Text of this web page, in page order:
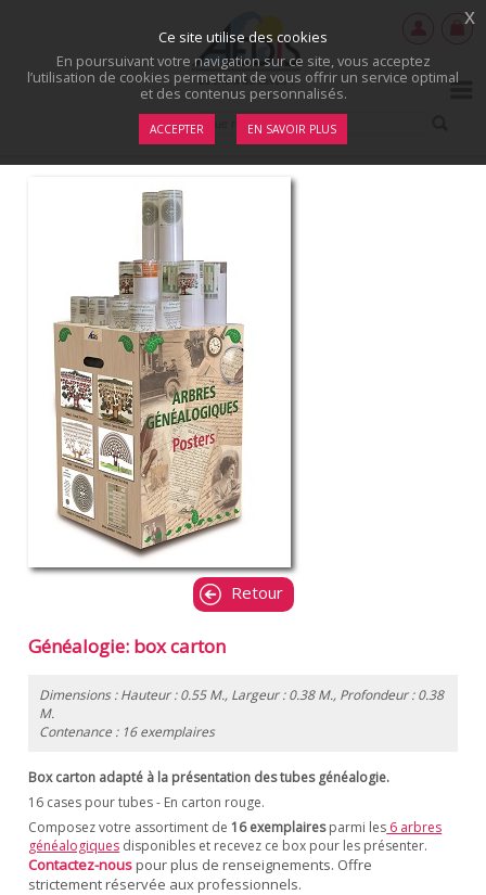
Retour
Généalogie: box carton
Dimensions : Hauteur : 0.55 M., Largeur : 0.38 M., Profondeur : 0.38
M.
Contenance : 16 exemplaires
Box carton adapté à la présentation des tubesgénéalogie.
16 cases pour tubes - En carton rouge.
Composez votre assortiment de16 exemplairesparmi les 6 arbres
généalogiques disponibles et recevez ce box pour les présenter.
Contactez-nouspour plus de renseignements. Offre
strictement réservée aux professionnels.
Ce site utilise des cookies
En poursuivant votre navigation sur ce site, vous acceptez
l’utilisation de cookies permettant de vous offrir un service optimal
et des contenus personnalisés.
ACCEPTER EN SAVOIR PLUS
x